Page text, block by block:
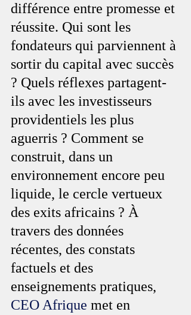
différence entre promesse et
réussite. Qui sont les
fondateurs qui parviennent à
sortir du capital avec succès
? Quels réflexes partagent-
ils avec les investisseurs
providentiels les plus
aguerris ? Comment se
construit, dans un
environnement encore peu
liquide, le cercle vertueux
des exits africains ? À
travers des données
récentes, des constats
factuels et des
enseignements pratiques,
CEO Afrique met en